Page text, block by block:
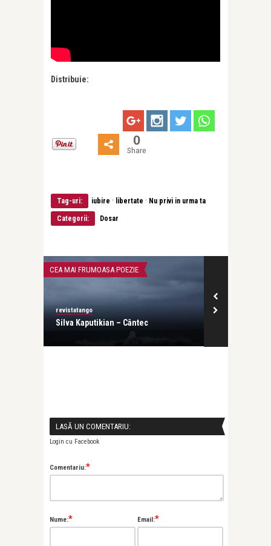
Distribuie:
0
Share
Tag-uri: iubire · libertate · Nu privi in urma ta
Categorii: Dosar
CEA MAI FRUMOASA POEZIE
revistatango
Silva Kaputikian – Cântec
LASĂ UN COMENTARIU:
Login cu Facebook
Comentariu:*
Nume:* Email:*